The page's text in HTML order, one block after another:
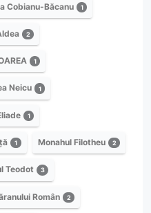
Cobianu-Băcanu 1
2
1
Neicu 1
1
1 Monahul Filotheu 2
Teodot 3
Român 2